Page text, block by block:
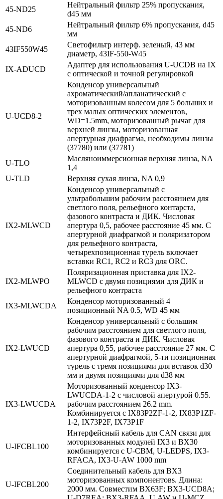
45‑ND25
Нейтральный фильтр 25% пропускания,
d45 мм
45‑ND6
Нейтральный фильтр 6% пропускания, d45
мм
43IF550W45
Светофильтр интерф. зеленый, 43 мм
диаметр, 43IF-550-W45
IX‑ADUCD
Адаптер для использования U-UCDB на IX
с оптической и точной регулировкой
U‑UCD8‑2
Конденсор универсальный
ахроматический/апланатический с
моторизованным колесом для 5 больших и
трех малых оптических элементов,
WD=1.5mm, моторизованный рычаг для
верхней линзы, моторизованная
апертурная диафрагма, необходимы линзы
(37780) или (37781)
U‑TLO
Масляноиммерсионная верхняя линза, NA
1,4
U‑TLD
Верхняя сухая линза, NA 0,9
IX2‑MLWCD
Конденсор универсальный с
ультрабольшим рабочим расстоянием для
светлого поля, рельефного контарста,
фазового контраста и ДИК. Числовая
апертура 0,5, рабочее расстояние 45 мм. С
апертурной диафрагмой и поляризатором
для рельефного контраста,
четырехпозиционная турель включает
вставки RC1, RC2 и RC3 для ORC.
IX2‑MLWPO
Поляризационная приставка для IX2-
MLWCD с двумя позициями для ДИК и
рельефного контраста
IX3‑MLWCDA
Конденсор моторизованный 4
позиционный NA 0.5, WD 45 мм
IX2‑LWUCD
Конденсор универсальный с большим
рабочим расстоянием для светлого поля,
фазового контраста и ДИК. Числовая
апертура 0,55, рабочее расстояние 27 мм. С
апертурной диафрагмой, 5-ти позиционная
турель с тремя позициями для вставок d30
мм и двумя позициями для d38 мм
IX3‑LWUCDA
Моторизованный конденсор IX3-
LWUCDA-1-2 с числовой апертурой 0.55.
рабочим расстоянием 26.2 mm.
Комбинируется с IX83P2ZF-1-2, IX83P1ZF-
1-2, IX73P2F, IX73P1F
U‑IFCBL100
Интерфейсный кабель для CAN связи для
моторизованных модулей IX3 и BX30
комбинируется с U-CBM, U-LEDPS, IX3-
RFACA, IX3-U-AW 1000 mm
U‑IFCBL200
Соединительный кабель для BX3
моторизованных компонентовs. Длина:
2000 мм. Совместим BX63F; BX3-UCD8A;